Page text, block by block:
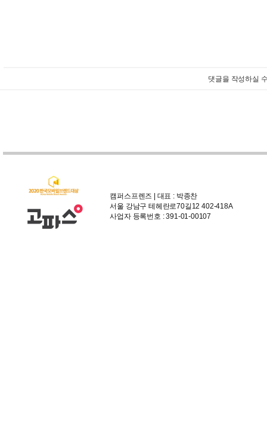
댓글을 작성하실
캠퍼스프렌즈 | 대표 : 박종찬
서울 강남구 테헤란로70길12 402-418A
사업자 등록번호 : 391-01-00107